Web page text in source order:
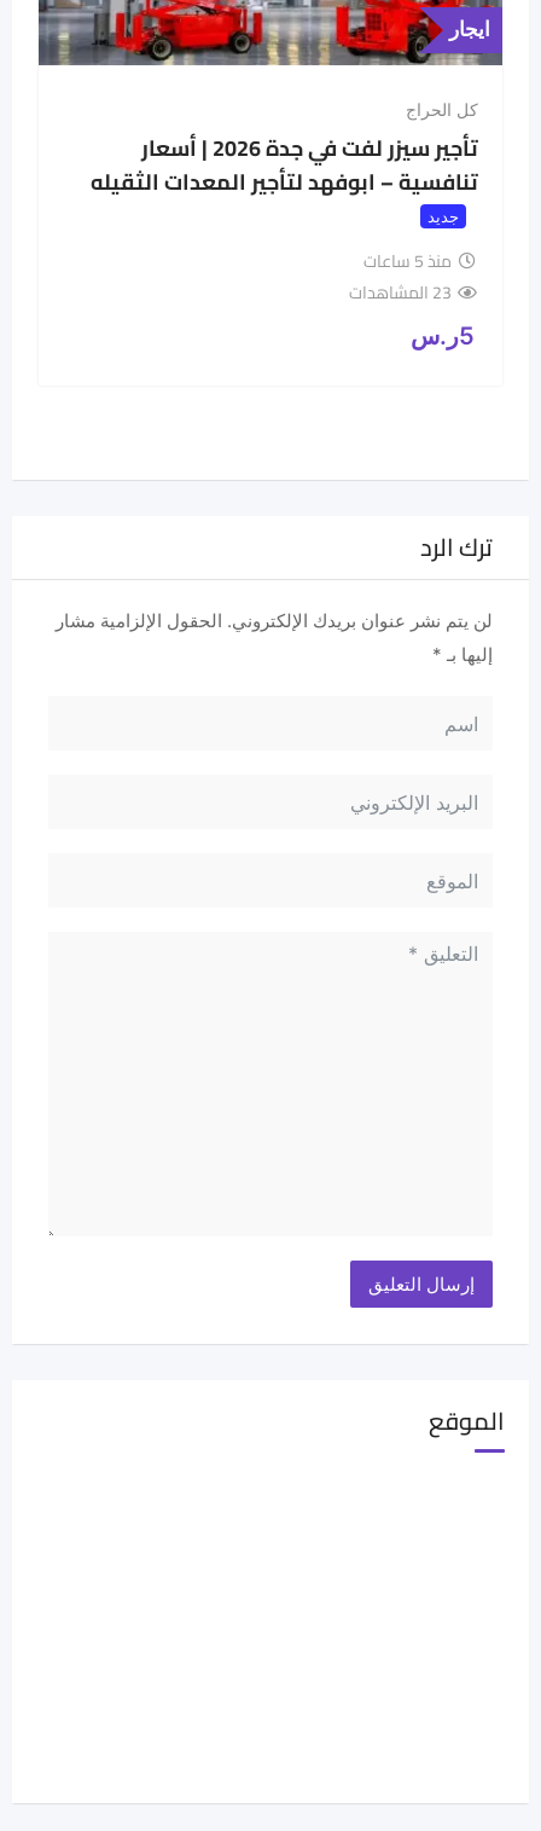
ايجار
كل الحراج
تأجير سيزر لفت في جدة 2026 | أسعار
تنافسية – ابوفهد لتأجير المعدات الثقيله
جديد
منذ 5 ساعات
23 المشاهدات
5ر.س
ترك الرد
لن يتم نشر عنوان بريدك الإلكتروني. الحقول الإلزامية مشار
إليها بـ *
الموقع